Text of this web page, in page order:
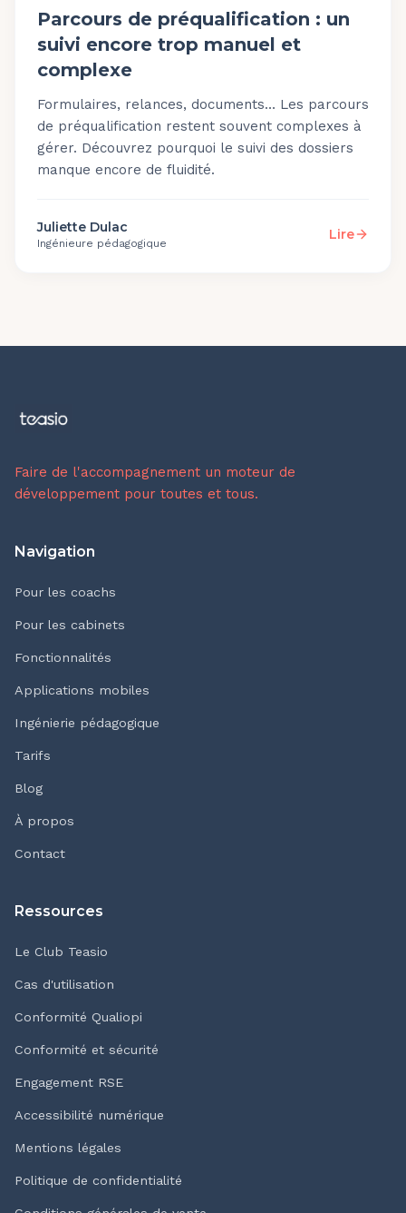
Parcours de préqualification : un
suivi encore trop manuel et
complexe
Formulaires, relances, documents… Les parcours
de préqualification restent souvent complexes à
gérer. Découvrez pourquoi le suivi des dossiers
manque encore de fluidité.
Juliette Dulac
Ingénieure pédagogique
Lire
Faire de l'accompagnement un moteur de
développement pour toutes et tous.
Navigation
Pour les coachs
Pour les cabinets
Fonctionnalités
Applications mobiles
Ingénierie pédagogique
Tarifs
Blog
À propos
Contact
Ressources
Le Club Teasio
Cas d'utilisation
Conformité Qualiopi
Conformité et sécurité
Engagement RSE
Accessibilité numérique
Mentions légales
Politique de confidentialité